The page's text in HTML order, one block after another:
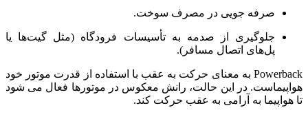
صرفه‌ جویی در مصرف سوخت.
جلوگیری از صدمه به تأسیسات فرودگاه (مثل گیت‌ها یا
پل‌های اتصال مسافر).
Powerback به معنای حرکت به عقب با استفاده از قدرت موتور خود
هواپیماست. در این حالت، رانش معکوس در موتورها فعال می‌ شود
تا هواپیما به آرامی به عقب حرکت کند.